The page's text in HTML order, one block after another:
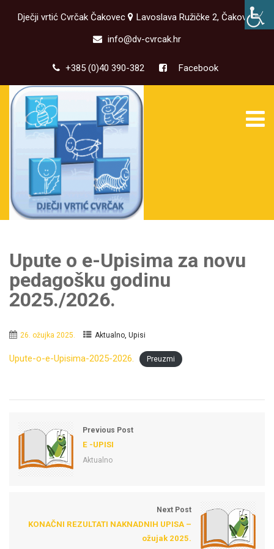
Dječji vrtić Cvrčak Čakovec
Lavoslava Ružičke 2, Čakovec
info@dv-cvrcak.hr
+385 (0)40 390-382 Facebook
Upute o e-Upisima za novu
pedagošku godinu
2025./2026.
26. ožujka 2025. Aktualno Upisi
Upute-o-e-Upisima-2025-2026. Preuzmi
Previous Post
E -UPISI
Aktualno
Next Post
KONAČNI REZULTATI NAKNADNIH UPISA –
ožujak 2025.